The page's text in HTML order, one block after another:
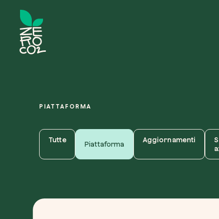
PIATTAFORMA
Tutte
Piattaforma
Aggiornamenti